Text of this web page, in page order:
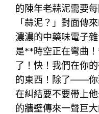
的陳年老蒜泥需要
「蒜泥？」對面傳
濃濃的中藥味電子
是**時空正在彎曲
了！快！我們在你
的東西！除了——你
在糾結要不要帶上
的牆壁傳來一聲巨